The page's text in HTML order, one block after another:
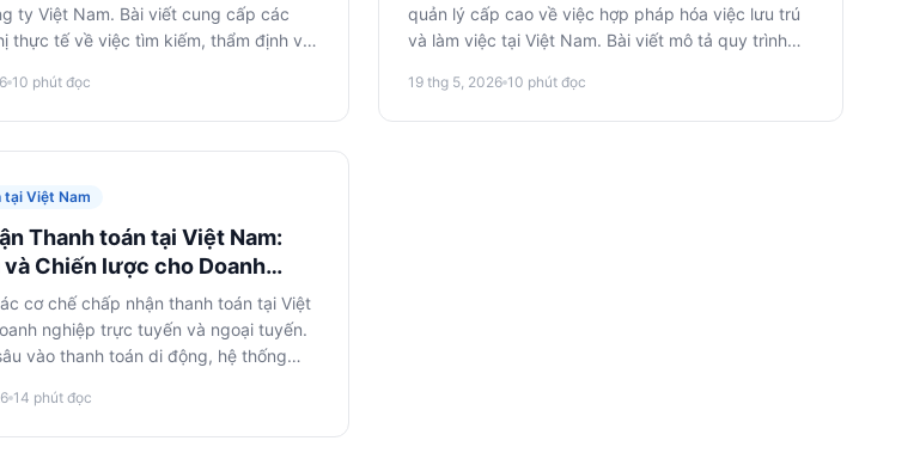
ty Việt Nam. Bài viết cung cấp các
thực tế về việc tìm kiếm, thẩm định và
Nam.
10 phút đọc
quản lý cấp cao về việc hợp pháp hóa việc lưu trú
và làm việc tại Việt Nam. Bài viết mô tả quy trình
gồm các tài liệu cần thiết, thời gian xử lý và những
rủi ro chính để quản lý doanh nghiệp hiệu quả.
19 thg 5, 2026 10 phút đọc
tại Việt Nam
Thanh toán tại Việt Nam:
và Chiến lược cho Doanh
tuyến và Ngoại tuyến
cơ chế chấp nhận thanh toán tại Việt
nghiệp trực tuyến và ngoại tuyến.
vào thanh toán di động, hệ thống
là cung cấp một cái nhìn tổng quan
về các phương pháp hiệu quả.
14 phút đọc